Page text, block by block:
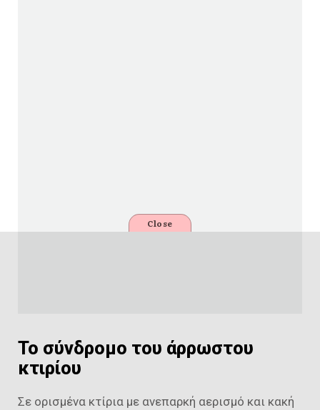
Το σύνδρομο του άρρωστου
κτιρίου
Σε ορισμένα κτίρια με ανεπαρκή αερισμό και κακή
Close